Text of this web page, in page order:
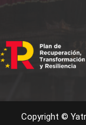
Copyright ©